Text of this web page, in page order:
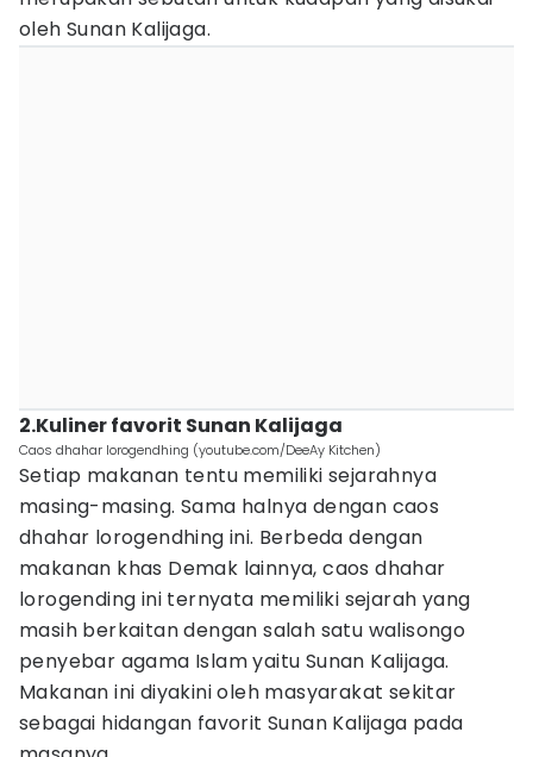
oleh Sunan Kalijaga.
2.Kuliner favorit Sunan Kalijaga
Caos dhahar lorogendhing (youtube.com/DeeAy Kitchen)
Setiap makanan tentu memiliki sejarahnya
masing-masing. Sama halnya dengan caos
dhahar lorogendhing ini. Berbeda dengan
makanan khas Demak lainnya, caos dhahar
lorogending ini ternyata memiliki sejarah yang
masih berkaitan dengan salah satu walisongo
penyebar agama Islam yaitu Sunan Kalijaga.
Makanan ini diyakini oleh masyarakat sekitar
sebagai hidangan favorit Sunan Kalijaga pada